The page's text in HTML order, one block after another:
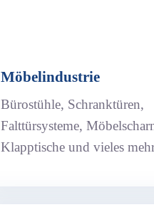
Möbelindustrie
Bürostühle, Schranktüren,
Falttürsysteme,
Klapptische und vieles